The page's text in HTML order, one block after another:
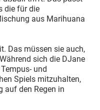
die für die
aus Marihuana
Das müssen sie auch,
sich die DJane
und
Spiels mitzuhalten,
auf den Regen in